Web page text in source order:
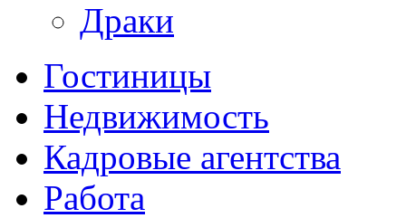
Драки
Гостиницы
Недвижимость
Кадровые агентства
Работа